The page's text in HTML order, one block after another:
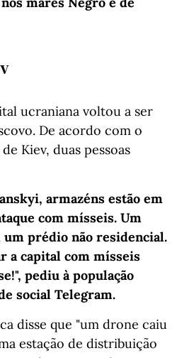
ucraniana voltou a ser
De acordo com o
Kiev, duas pessoas
armazéns estão em
com mísseis. Um
prédio não residencial.
a capital com mísseis
pediu à população
social Telegram.
disse que "um drone caiu
estação de distribuição